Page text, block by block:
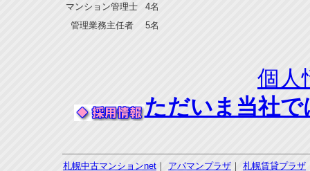
マンション管理士
4名
管理業務主任者
5名
個人
ただいま当社
札幌中古マンションnet ｜ アパマンプラザ ｜ 札幌賃貸プラザ